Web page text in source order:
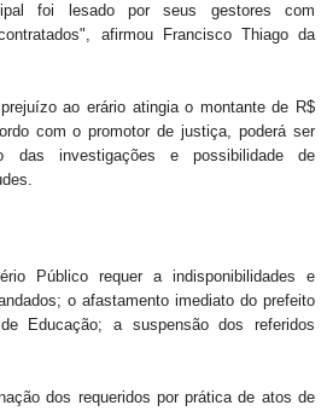
foi lesado por seus gestores com
afirmou Francisco Thiago da
ao erário atingia o montante de R$
com o promotor de justiça, poderá ser
das investigações e possibilidade de
Público requer a indisponibilidades e
o afastamento imediato do prefeito
Educação; a suspensão dos referidos
dos requeridos por prática de atos de